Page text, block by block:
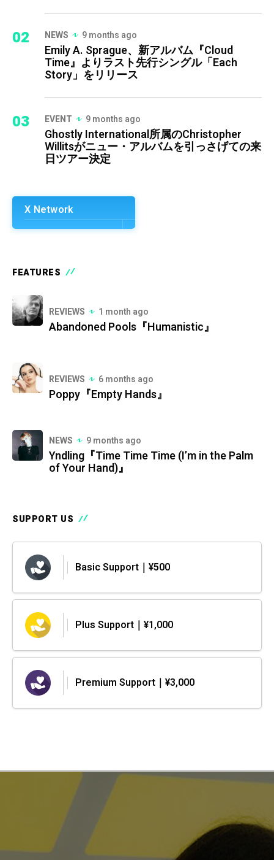
02 NEWS 9 months ago
Emily A. Sprague、新アルバム『Cloud
Time』よりラスト先行シングル「Each
Story」をリリース
03 EVENT 9 months ago
Ghostly International所属のChristopher
Willitsがニュー・アルバムを引っさげての来
日ツアー決定
X Network
FEATURES
REVIEWS 1 month ago
Abandoned Pools『Humanistic』
REVIEWS 6 months ago
Poppy『Empty Hands』
NEWS 9 months ago
Yndling『Time Time Time (I’m in the Palm
of Your Hand)』
SUPPORT US
Basic Support｜¥500
Plus Support｜¥1,000
Premium Support｜¥3,000